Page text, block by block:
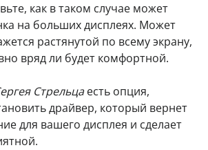
как в таком случае может
на больших дисплеях. Может
растянутой по всему экрану,
вряд ли будет комфортной.
Стрельцаесть опция,
драйвер, который вернет
для вашего дисплея и сделает